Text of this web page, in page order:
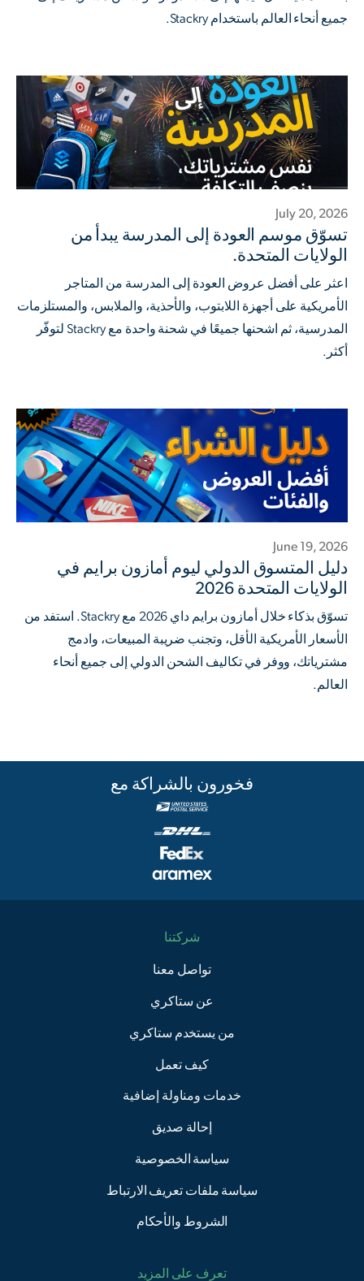
جميع أنحاء العالم باستخدام Stackry.
July 20, 2026
تسوّق موسم العودة إلى المدرسة يبدأ من
الولايات المتحدة.
اعثر على أفضل عروض العودة إلى المدرسة من المتاجر
الأمريكية على أجهزة اللابتوب، والأحذية، والملابس، والمستلزمات
المدرسية، ثم اشحنها جميعًا في شحنة واحدة مع Stackry لتوفّر
أكثر.
June 19, 2026
دليل المتسوق الدولي ليوم أمازون برايم في
الولايات المتحدة 2026
تسوّق بذكاء خلال أمازون برايم داي 2026 مع Stackry. استفد من
الأسعار الأمريكية الأقل، وتجنب ضريبة المبيعات، وادمج
مشترياتك، ووفر في تكاليف الشحن الدولي إلى جميع أنحاء
العالم.
فخورون بالشراكة مع
شركتنا
تواصل معنا
عن ستاكري
من يستخدم ستاكري
كيف تعمل
خدمات ومناولة إضافية
إحالة صديق
سياسة الخصوصية
سياسة ملفات تعريف الارتباط
الشروط والأحكام
تعرف على المزيد